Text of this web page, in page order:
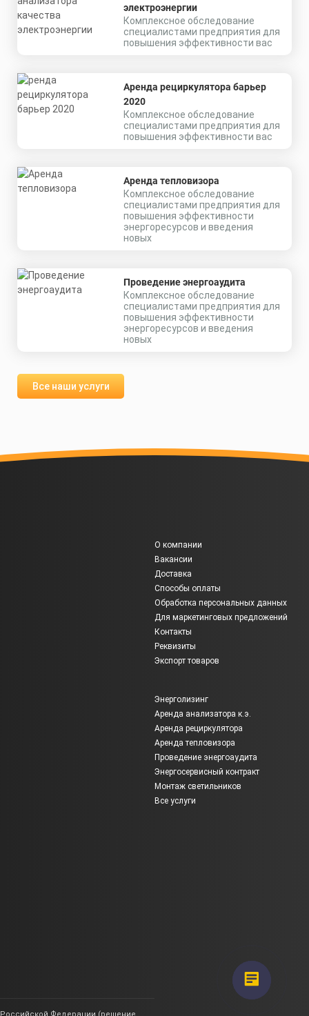
электроэнергии
Комплексное обследование
специалистами предприятия для
повышения эффективности вас
Аренда рециркулятора барьер
2020
Комплексное обследование
специалистами предприятия для
повышения эффективности вас
Аренда тепловизора
Комплексное обследование
специалистами предприятия для
повышения эффективности
энергоресурсов и введения
новых
Проведение энергоаудита
Комплексное обследование
специалистами предприятия для
повышения эффективности
энергоресурсов и введения
новых
Все наши услуги
О компании
Вакансии
Доставка
Способы оплаты
Обработка персональных данных
Для маркетинговых предложений
Контакты
Реквизиты
Экспорт товаров
Энерголизинг
Аренда анализатора к.э.
Аренда рециркулятора
Аренда тепловизора
Проведение энергоаудита
Энергосервисный контракт
Монтаж светильников
Все услуги